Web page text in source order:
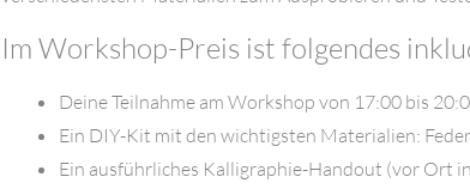
Im Workshop-Preis ist folgendes
Deine Teilnahme am Workshop von 17:00 bis
Ein DIY-Kit mit den wichtigsten Materialien:
Ein ausführliches Kalligraphie-Handout (vor Ort